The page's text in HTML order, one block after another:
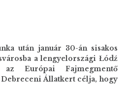
után január 30-án sisakos
a lengyelországi Łódź
az Európai Fajmegmentő
Állatkert célja, hogy